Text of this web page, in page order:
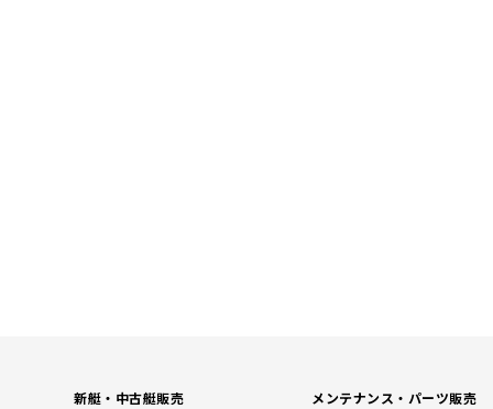
新艇・中古艇販売 メンテナンス・パーツ販売